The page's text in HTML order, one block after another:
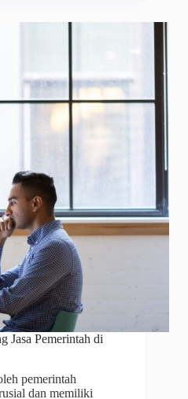
Jasa Pemerintah di
pemerintah
dan memiliki